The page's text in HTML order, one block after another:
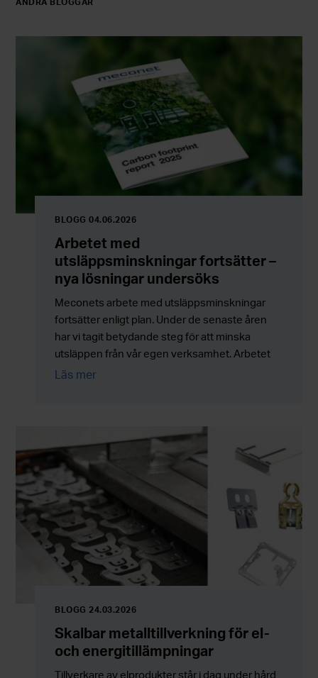
BLOGG 04.06.2026
Arbetet med
utsläppsminskningar fortsätter –
nya lösningar undersöks
Meconets arbete med utsläppsminskningar
fortsätter enligt plan. Under de senaste åren
har vi tagit betydande steg för att minska
utsläppen från vår egen verksamhet. Arbetet
fortsätter nu med ökat fokus på nya lösningar,
Läs mer
BLOGG 24.03.2026
Skalbar metalltillverkning för el-
och energitillämpningar
Tillverkare av elprodukter står i dag under hård